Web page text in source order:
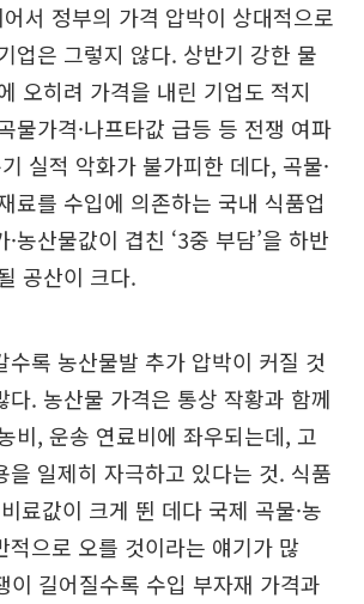
서 정부의 가격 압박이 상대적으로
업은 그렇지 않다. 상반기 강한 물
오히려 가격을 내린 기업도 적지
물가격·나프타값 급등 등 전쟁 여파
실적 악화가 불가피한 데다, 곡물·
료를 수입에 의존하는 국내 식품업
·농산물값이 겹친 ‘3중 부담’을 하반
공산이 크다.
수록 농산물발 추가 압박이 커질 것
다. 농산물 가격은 통상 작황과 함께
비, 운송 연료비에 좌우되는데, 고
을 일제히 자극하고 있다는 것. 식품
료값이 크게 뛴 데다 국제 곡물·농
적으로 오를 것이라는 얘기가 많
이 길어질수록 수입 부자재 가격과